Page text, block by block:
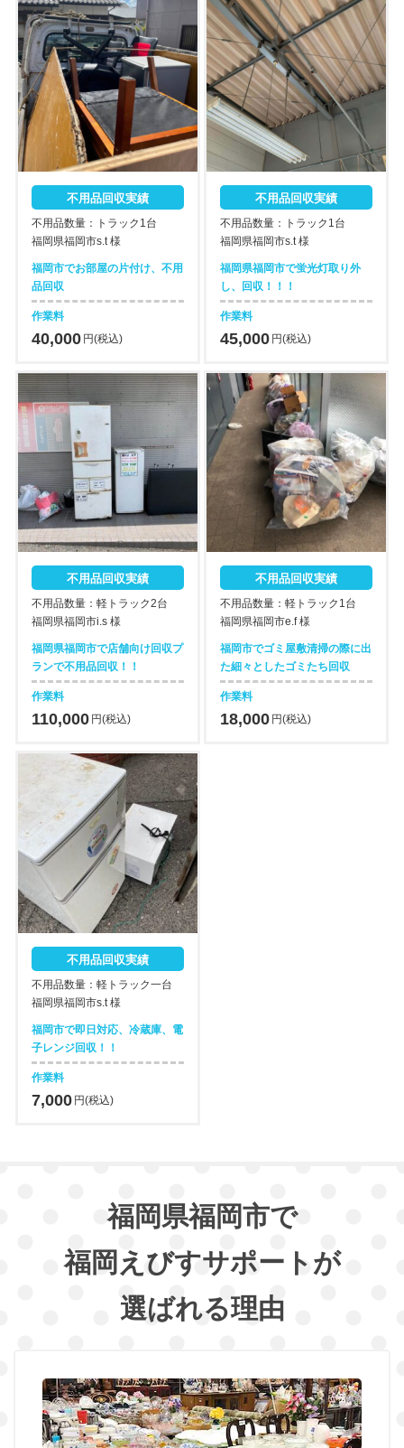
不用品回収実績
不用品数量：トラック1台
福岡県福岡市s.t 様
福岡市でお部屋の片付け、不用
品回収
作業料
40,000 円(税込)
不用品回収実績
不用品数量：トラック1台
福岡県福岡市s.t 様
福岡県福岡市で蛍光灯取り外
し、回収！！！
作業料
45,000 円(税込)
不用品回収実績
不用品数量：軽トラック2台
福岡県福岡市i.s 様
福岡県福岡市で店舗向け回収プ
ランで不用品回収！！
作業料
110,000 円(税込)
不用品回収実績
不用品数量：軽トラック1台
福岡県福岡市e.f 様
福岡市でゴミ屋敷清掃の際に出
た細々としたゴミたち回収
作業料
18,000 円(税込)
不用品回収実績
不用品数量：軽トラック一台
福岡県福岡市s.t 様
福岡市で即日対応、冷蔵庫、電
子レンジ回収！！
作業料
7,000 円(税込)
福岡県福岡市で
福岡えびすサポートが
選ばれる理由